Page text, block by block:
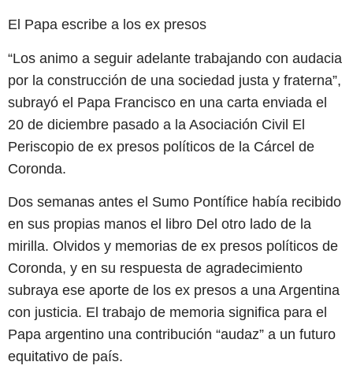
El Papa escribe a los ex presos
“Los animo a seguir adelante trabajando con audacia
por la construcción de una sociedad justa y fraterna”,
subrayó el Papa Francisco en una carta enviada el
20 de diciembre pasado a la Asociación Civil El
Periscopio de ex presos políticos de la Cárcel de
Coronda.
Dos semanas antes el Sumo Pontífice había recibido
en sus propias manos el libro Del otro lado de la
mirilla. Olvidos y memorias de ex presos políticos de
Coronda, y en su respuesta de agradecimiento
subraya ese aporte de los ex presos a una Argentina
con justicia. El trabajo de memoria significa para el
Papa argentino una contribución “audaz” a un futuro
equitativo de país.